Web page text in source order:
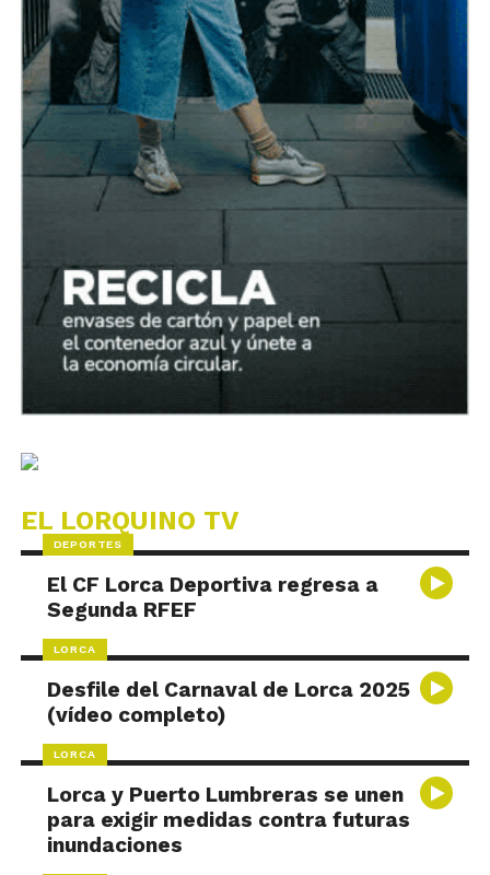
EL LORQUINO TV
DEPORTES
El CF Lorca Deportiva regresa a
Segunda RFEF
LORCA
Desfile del Carnaval de Lorca 2025
(vídeo completo)
LORCA
Lorca y Puerto Lumbreras se unen
para exigir medidas contra futuras
inundaciones